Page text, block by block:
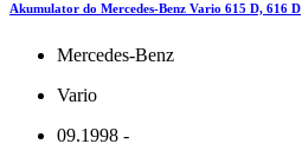
Akumulator do Mercedes-Benz Vario 615 D, 616 D
Mercedes-Benz
Vario
09.1998 -